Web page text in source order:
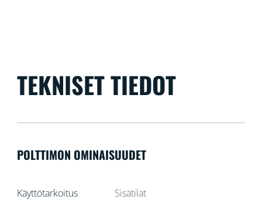
TEKNISET TIEDOT
POLTTIMON OMINAISUUDET
Käyttötarkoitus Sisätilat